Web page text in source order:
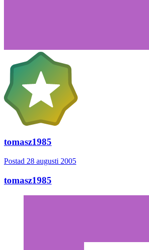
tomasz1985
Postad 28 augusti 2005
tomasz1985